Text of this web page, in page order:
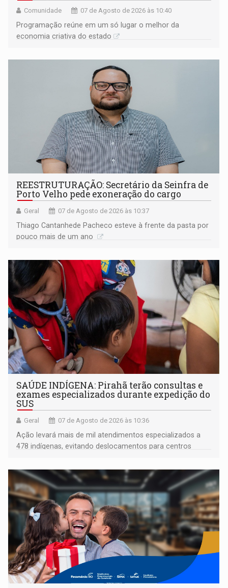
Comunidade 07 de Agosto de 2026 às 10:40
Programação reúne em um só lugar o melhor da
economia criativa do estado
REESTRUTURAÇÃO: Secretário da Seinfra de
Porto Velho pede exoneração do cargo
Geral 07 de Agosto de 2026 às 10:37
Thiago Cantanhede Pacheco esteve à frente da pasta por
pouco mais de um ano
SAÚDE INDÍGENA: Pirahã terão consultas e
exames especializados durante expedição do
SUS
Geral 07 de Agosto de 2026 às 10:36
Ação levará mais de mil atendimentos especializados a
478 indígenas, evitando deslocamentos para centros